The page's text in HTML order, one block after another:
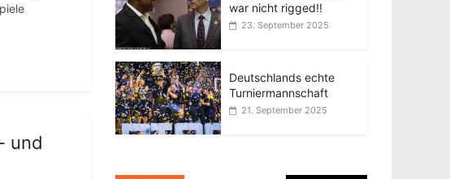
und
war nicht rigged!!
23. September 2025
Deutschlands echte
Turniermannschaft
21. September 2025